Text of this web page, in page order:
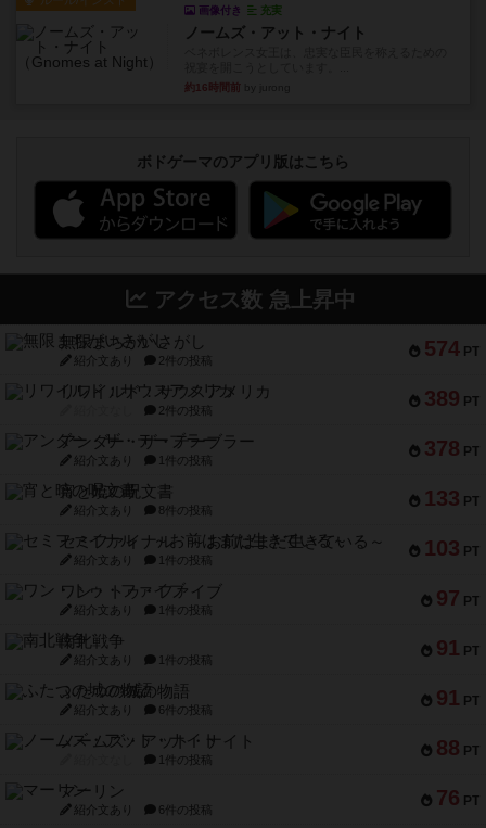
画像付き 充実
ノームズ・アット・ナイト
約16時間前
ボドゲーマのアプリ版はこちら
アクセス数 急上昇中
574 PT
無限まちがいさがし
紹介文あり 2件の投稿
389 PT
リワイルド：サウスアメリカ
2件の投稿
378 PT
アンダー・ザ・テーブラー
紹介文あり 1件の投稿
133 PT
宵と暁の呪文書
紹介文あり 8件の投稿
103 PT
セミファイナル ～お前はまだ生きている～
紹介文あり 1件の投稿
97 PT
ワン・トゥ・ファイブ
紹介文あり 1件の投稿
91 PT
南北戦争
紹介文あり 1件の投稿
91 PT
ふたつの城の物語
紹介文あり 6件の投稿
88 PT
ノームズ・アット・ナイト
1件の投稿
76 PT
マーリン
紹介文あり 6件の投稿